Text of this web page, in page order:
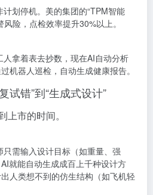
计划停机。美的集团的“TPM智能
风险，点检效率提升30%以上。
人拿着表去抄数，现在AI自动分析
机器人巡检，自动生成健康报告。
试错”到“生成式设计”
上市的时间。
只需输入设计目标（如重量、强
就能自动生成成百上千种设计方
人类想不到的仿生结构（如飞机轻